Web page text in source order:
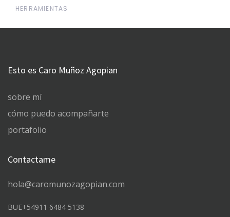
HERRAMIENTAS
Esto es Caro Muñoz Agopian
sobre mí
cómo puedo acompañarte
portafolio
Contactame
hola@caromunozagopian.com
BUE+54911 6484 5138